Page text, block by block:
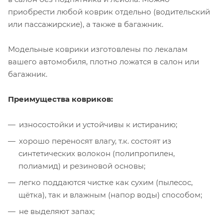
приобрести любой коврик отдельно (водительский
или пассажирские), а также в багажник.
Модельные коврики изготовлены по лекалам
вашего автомобиля, плотно ложатся в салон или
багажник.
Преимущества ковриков:
износостойки и устойчивы к истиранию;
хорошо переносят влагу, т.к. состоят из
синтетических волокон (полипропилен,
полиамид) и резиновой основы;
легко поддаются чистке как сухим (пылесос,
щётка), так и влажным (напор воды) способом;
не выделяют запах;